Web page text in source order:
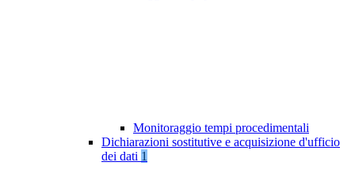
Monitoraggio tempi procedimentali
Dichiarazioni sostitutive e acquisizione d'ufficio
dei dati 1